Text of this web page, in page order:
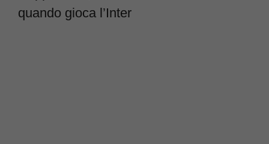
quando gioca l’Inter